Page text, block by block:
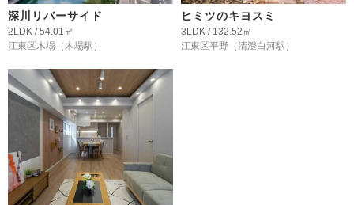
深川リバーサイド
2LDK / 54.01㎡
江東区木場 （木場駅）
ヒミツのキヨスミ
3LDK / 132.52㎡
江東区平野 （清澄白河駅）